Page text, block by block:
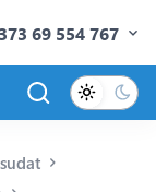
69 554 767